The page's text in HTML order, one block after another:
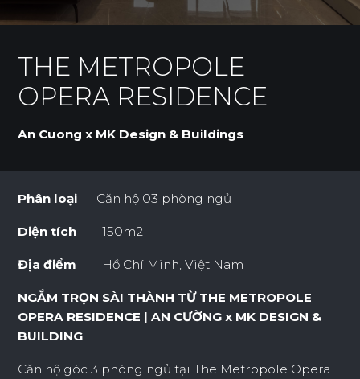
THE METROPOLE
OPERA RESIDENCE
An Cuong x MK Design & Buildings
Phân loại Căn hộ 03 phòng ngủ
Diện tích 150m2
Địa điểm Hồ Chí Minh, Việt Nam
NGẮM TRỌN SÀI THÀNH TỪ THE METROPOLE
OPERA RESIDENCE | AN CƯỜNG x MK DESIGN &
BUILDING
Căn hộ góc 3 phòng ngủ tại The Metropole Opera